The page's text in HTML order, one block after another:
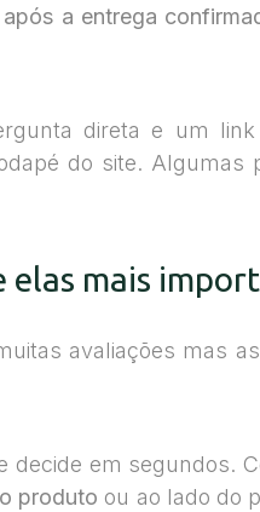
a entrega
direta e um
do site.
elas mais
avaliações mas
decide em segundos.
produto ou ao lado do